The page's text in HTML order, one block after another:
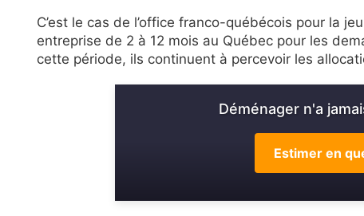
C’est le cas de l’office franco-québécois pour la
entreprise de 2 à 12 mois au Québec pour les
cette période, ils continuent à percevoir les
Déménager n'a
Estimer en